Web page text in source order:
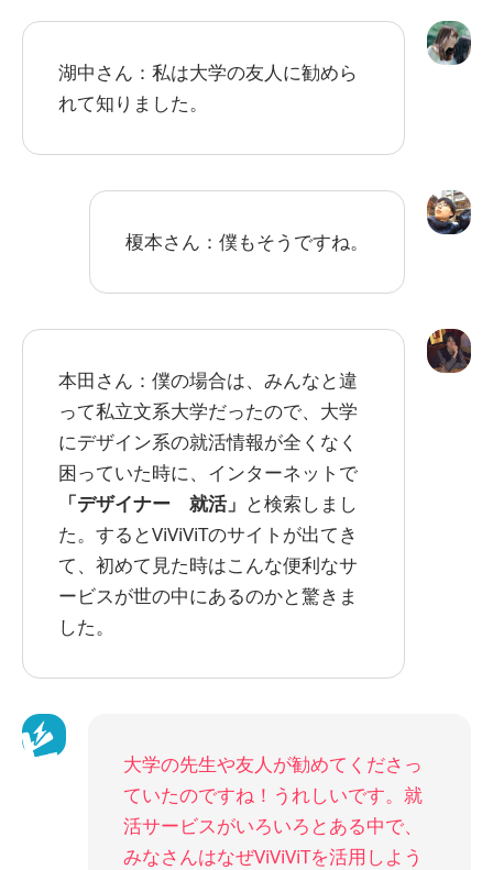
湖中さん：私は大学の友人に勧めら
れて知りました。
榎本さん：僕もそうですね。
本田さん：僕の場合は、みんなと違
って私立文系大学だったので、大学
にデザイン系の就活情報が全くなく
困っていた時に、インターネットで
「デザイナー 就活」 と検索しまし
た。するとViViViTのサイトが出てき
て、初めて見た時はこんな便利なサ
ービスが世の中にあるのかと驚きま
した。
大学の先生や友人が勧めてくださっ
ていたのですね！うれしいです。就
活サービスがいろいろとある中で、
みなさんはなぜViViViTを活用しよう